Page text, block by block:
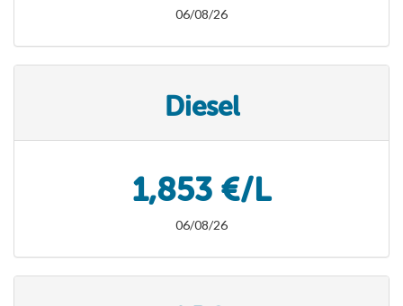
06/08/26
Diesel
1,853 €/L
06/08/26